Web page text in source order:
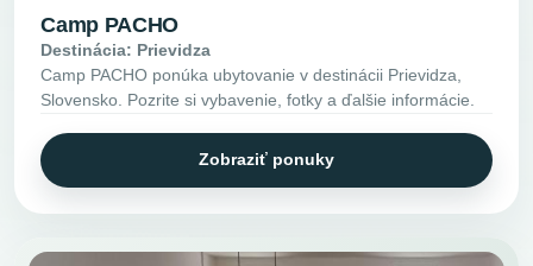
Camp PACHO
Destinácia: Prievidza
Camp PACHO ponúka ubytovanie v destinácii Prievidza,
Slovensko. Pozrite si vybavenie, fotky a ďalšie informácie.
Zobraziť ponuky